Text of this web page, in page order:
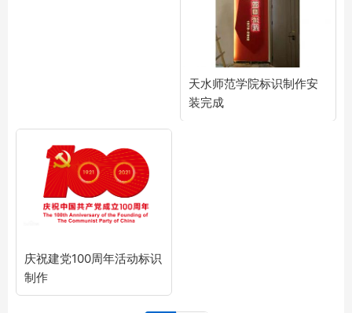
天水师范学院标识制作安
装完成
庆祝建党100周年活动标识
制作